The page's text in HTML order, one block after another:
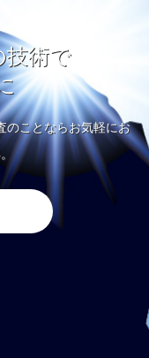
技術で
のことならお気軽にお